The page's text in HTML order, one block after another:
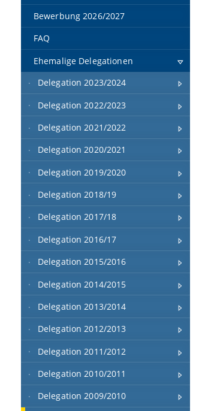
Bewerbung 2026/2027
FAQ
Ehemalige Delegationen
Delegation 2023/2024
Delegation 2022/2023
Delegation 2021/2022
Delegation 2020/2021
Delegation 2019/2020
Delegation 2018/19
Delegation 2017/18
Delegation 2016/17
Delegation 2015/2016
Delegation 2014/2015
Delegation 2013/2014
Delegation 2012/2013
Delegation 2011/2012
Delegation 2010/2011
Delegation 2009/2010